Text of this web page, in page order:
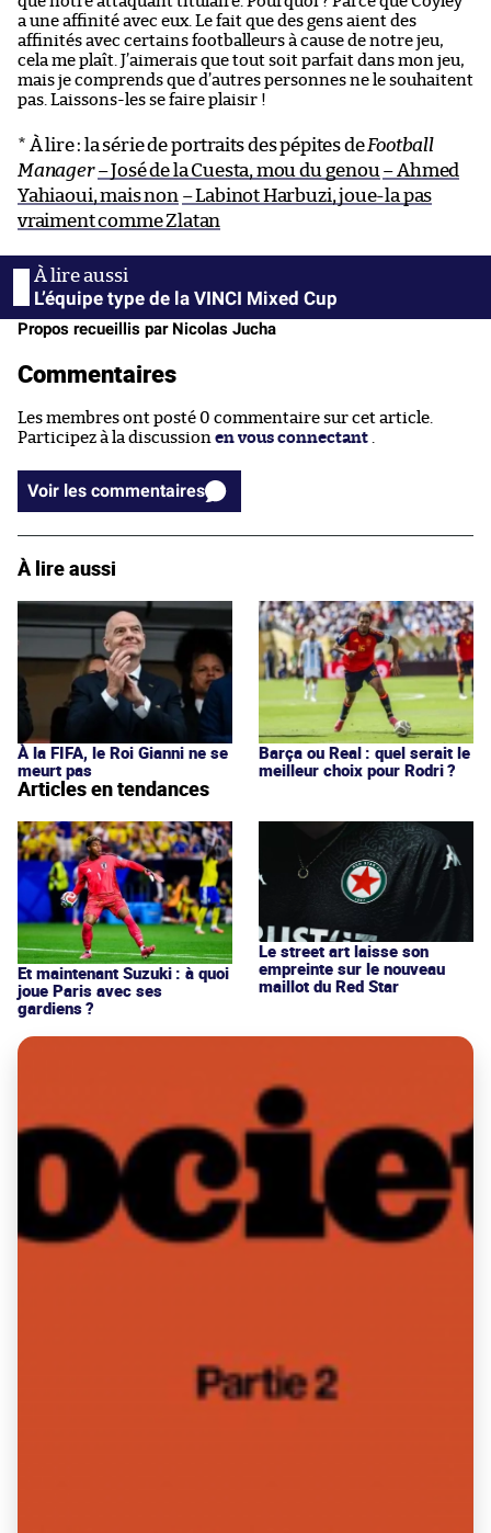
a une affinité avec eux. Le fait que des gens aient des
affinités avec certains footballeurs à cause de notre jeu,
cela me plaît. J’aimerais que tout soit parfait dans mon jeu,
mais je comprends que d’autres personnes ne le souhaitent
pas. Laissons-les se faire plaisir !
* À lire : la série de portraits des pépites deFootball
Manager – José de la Cuesta, mou du genou – Ahmed
Yahiaoui, mais non – Labinot Harbuzi, joue-la pas
vraiment comme Zlatan
L’équipe type de la VINCI Mixed Cup
Propos recueillis par Nicolas Jucha
Commentaires
Les membres ont posté 0 commentaire sur cet article.
Participez à la discussion en vous connectant
Voir les commentaires
À lire aussi
À la FIFA, le Roi Gianni ne se
meurt pas
Barça ou Real : quel serait le
meilleur choix pour Rodri ?
Articles en tendances
Et maintenant Suzuki : à quoi
joue Paris avec ses
gardiens ?
Le street art laisse son
empreinte sur le nouveau
maillot du Red Star